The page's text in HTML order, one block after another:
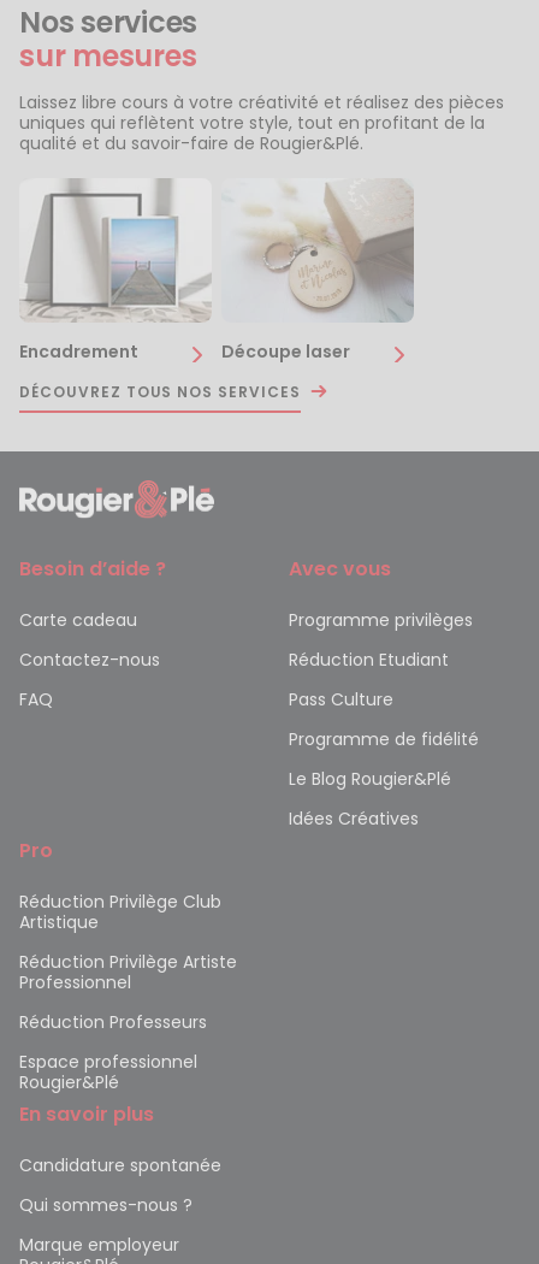
Nos services
sur mesures
Laissez libre cours à votre créativité et réalisez des pièces
uniques qui reflètent votre style, tout en profitant de la
qualité et du savoir-faire de Rougier&Plé.
Encadrement Découpe laser
DÉCOUVREZ TOUS NOS SERVICES
Besoin d’aide ?
Carte cadeau
Contactez-nous
FAQ
Avec vous
Programme privilèges
Réduction Etudiant
Pass Culture
Programme de fidélité
Le Blog Rougier&Plé
Idées Créatives
Pro
Réduction Privilège Club
Artistique
Réduction Privilège Artiste
Professionnel
Réduction Professeurs
Espace professionnel
Rougier&Plé
En savoir plus
Candidature spontanée
Qui sommes-nous ?
Marque employeur